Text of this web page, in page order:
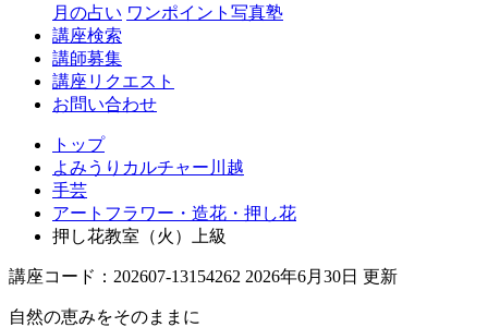
月の占い ワンポイント写真塾
講座検索
講師募集
講座リクエスト
お問い合わせ
トップ
よみうりカルチャー川越
手芸
アートフラワー・造花・押し花
押し花教室（火）上級
講座コード：202607-13154262 2026年6月30日 更新
自然の恵みをそのままに